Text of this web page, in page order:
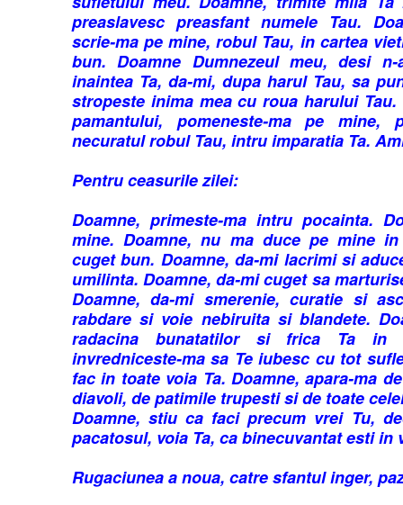
preaslavesc preasfant numele Tau.
scrie-ma pe mine, robul Tau, in cartea
bun. Doamne Dumnezeul meu, desi
inaintea Ta, da-mi, dupa harul Tau, sa
stropeste inima mea cu roua harului
pamantului, pomeneste-ma pe mine,
necuratul robul Tau, intru imparatia Ta.
Pentru ceasurile zilei:
Doamne, primeste-ma intru pocainta.
mine. Doamne, nu ma duce pe mine
cuget bun. Doamne, da-mi lacrimi si
umilinta. Doamne, da-mi cuget sa
Doamne, da-mi smerenie, curatie si
rabdare si voie nebiruita si blandete.
radacina bunatatilor si frica Ta in
invredniceste-ma sa Te iubesc cu tot
fac in toate voia Ta. Doamne, apara-ma
diavoli, de patimile trupesti si de toate
Doamne, stiu ca faci precum vrei Tu,
pacatosul, voia Ta, ca binecuvantat esti in
Rugaciunea a noua, catre sfantul inger,